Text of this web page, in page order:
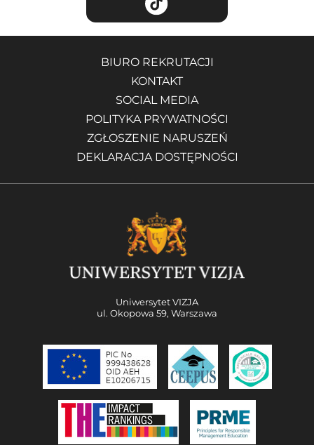
BIURO REKRUTACJI
KONTAKT
SOCIAL MEDIA
POLITYKA PRYWATNOŚCI
ZGŁOSZENIE NARUSZEŃ
DEKLARACJA DOSTĘPNOŚCI
Uniwersytet VIZJA
ul. Okopowa 59, Warszawa